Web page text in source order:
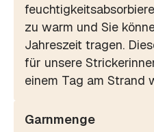
zu warm und Sie
Jahreszeit tragen.
für unsere
einem Tag am Strand
Garnmenge